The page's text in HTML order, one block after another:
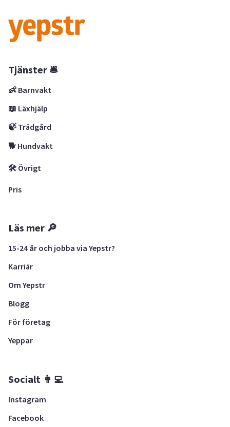
Tjänster 🛎
👶 Barnvakt
📖 Läxhjälp
🍃 Trädgård
🐕 Hundvakt
🛠 Övrigt
Pris
Läs mer 🔎
15-24 år och jobba via Yepstr?
Karriär
Om Yepstr
Blogg
För företag
Yeppar
Socialt 👩‍💻
Instagram
Facebook